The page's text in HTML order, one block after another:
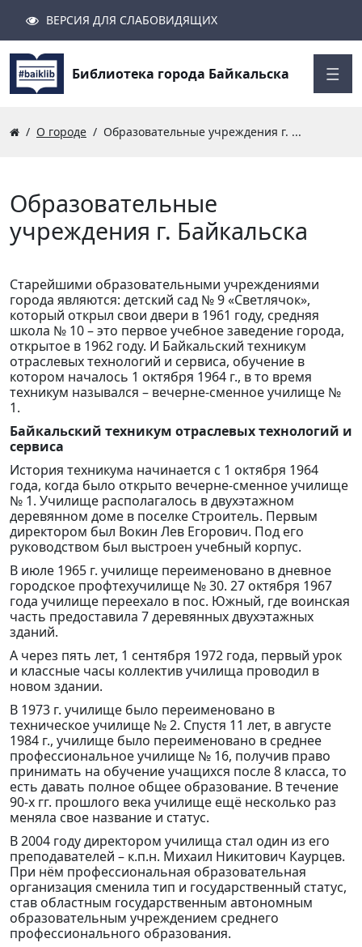
Образовательные
учреждения г. Байкальска
Старейшими образовательными учреждениями
города являются: детский сад № 9 «Светлячок»,
который открыл свои двери в 1961 году, средняя
школа № 10 – это первое учебное заведение города,
открытое в 1962 году. И Байкальский техникум
отраслевых технологий и сервиса, обучение в
котором началось 1 октября 1964 г., в то время
техникум назывался – вечерне-сменное училище №
1.
Байкальский техникум отраслевых технологий и
сервиса
История техникума начинается с 1 октября 1964
года, когда было открыто вечерне-сменное училище
№ 1. Училище располагалось в двухэтажном
деревянном доме в поселке Строитель. Первым
директором был Вокин Лев Егорович. Под его
руководством был выстроен учебный корпус.
В июле 1965 г. училище переименовано в дневное
городское профтехучилище № 30. 27 октября 1967
года училище переехало в пос. Южный, где воинская
часть предоставила 7 деревянных двухэтажных
зданий.
А через пять лет, 1 сентября 1972 года, первый урок
и классные часы коллектив училища проводил в
новом здании.
В 1973 г. училище было переименовано в
техническое училище № 2. Спустя 11 лет, в августе
1984 г., училище было переименовано в среднее
профессиональное училище № 16, получив право
принимать на обучение учащихся после 8 класса, то
есть давать полное общее образование. В течение
90-х гг. прошлого века училище ещё несколько раз
меняла свое название и статус.
В 2004 году директором училища стал один из его
преподавателей – к.п.н. Михаил Никитович Каурцев.
При нём профессиональная образовательная
организация сменила тип и государственный статус,
став областным государственным автономным
образовательным учреждением среднего
профессионального образования.
Поиск
Найти
ВЕРСИЯ ДЛЯ СЛАБОВИДЯЩИХ
Библиотека города Байкальска
О городе Образовательные учреждения г. ...